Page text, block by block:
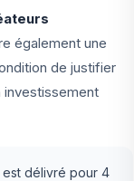
également une
de justifier
délivré pour 4